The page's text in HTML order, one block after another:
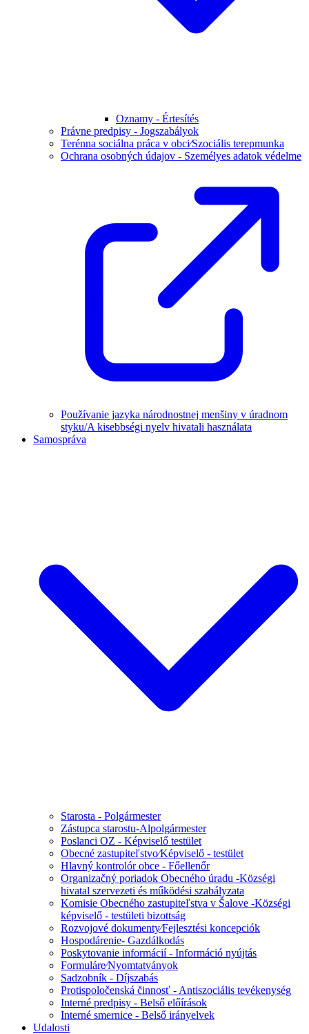
Oznamy - Értesítés
Právne predpisy - Jogszabályok
Terénna sociálna práca v obci⁄Szociális terepmunka
Ochrana osobných údajov - Személyes adatok védelme
Používanie jazyka národnostnej menšiny v úradnom
styku/A kisebbségi nyelv hivatali használata
Samospráva
Starosta - Polgármester
Zástupca starostu-Alpolgármester
Poslanci OZ - Képviselő testület
Obecné zastupiteľstvo⁄Képviselő - testület
Hlavný kontrolór obce - Főellenőr
Organizačný poriadok Obecného úradu -Községi
hivatal szervezeti és működési szabályzata
Komisie Obecného zastupiteľstva v Šalove -Községi
képviselő - testületi bizottság
Rozvojové dokumenty⁄Fejlesztési koncepciók
Hospodárenie- Gazdálkodás
Poskytovanie informácií - Információ nyújtás
Formuláre⁄Nyomtatványok
Sadzobník - Díjszabás
Protispoločenská činnosť - Antiszociális tevékenység
Interné predpisy - Belső előírások
Interné smernice - Belső irányelvek
Udalosti